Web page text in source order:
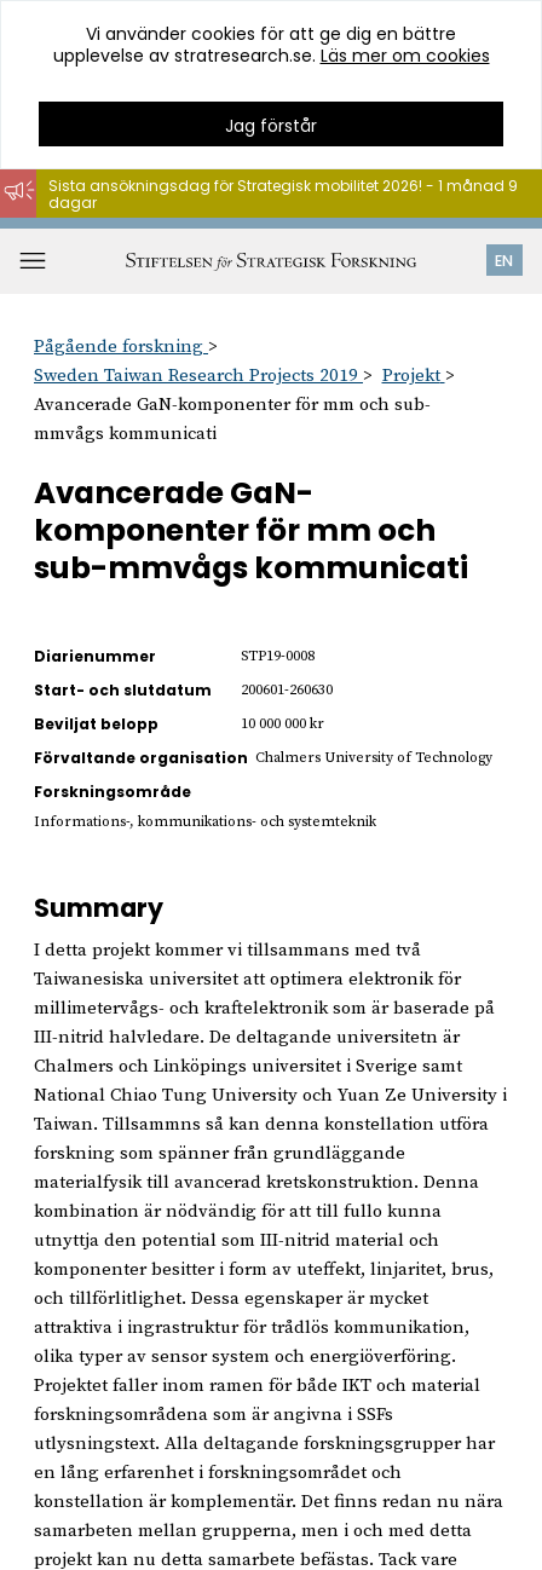
Hoppa
till
innehåll
Vi använder cookies för att ge dig en bättre
upplevelse av stratresearch.se. Läs mer om cookies
Jag förstår
EN
Sista ansökningsdag för Strategisk mobilitet 2026! - 1 månad 9
dagar
Pågående forskning
Sweden Taiwan Research Projects 2019
Projekt
Avancerade GaN-komponenter för mm och sub-
mmvågs kommunicati
Avancerade GaN-
komponenter för mm och
sub-mmvågs kommunicati
Diarienummer STP19-0008
Start- och slutdatum 200601-260630
Beviljat belopp 10 000 000 kr
Förvaltande organisation Chalmers University of Technology
Forskningsområde
Informations-, kommunikations- och systemteknik
Summary
I detta projekt kommer vi tillsammans med två
Taiwanesiska universitet att optimera elektronik för
millimetervågs- och kraftelektronik som är baserade på
III-nitrid halvledare. De deltagande universitetn är
Chalmers och Linköpings universitet i Sverige samt
National Chiao Tung University och Yuan Ze University i
Taiwan. Tillsammns så kan denna konstellation utföra
forskning som spänner från grundläggande
materialfysik till avancerad kretskonstruktion. Denna
kombination är nödvändig för att till fullo kunna
utnyttja den potential som III-nitrid material och
komponenter besitter i form av uteffekt, linjaritet, brus,
och tillförlitlighet. Dessa egenskaper är mycket
attraktiva i ingrastruktur för trådlös kommunikation,
olika typer av sensor system och energiöverföring.
Projektet faller inom ramen för både IKT och material
forskningsområdena som är angivna i SSFs
utlysningstext. Alla deltagande forskningsgrupper har
en lång erfarenhet i forskningsområdet och
konstellation är komplementär. Det finns redan nu nära
samarbeten mellan grupperna, men i och med detta
projekt kan nu detta samarbete befästas. Tack vare